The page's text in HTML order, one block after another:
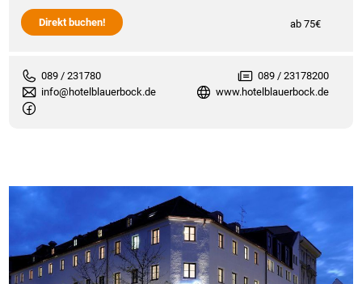
Direkt buchen! ab 75€
089 / 231780
089 / 23178200
info@hotelblauerbock.de
www.hotelblauerbock.de